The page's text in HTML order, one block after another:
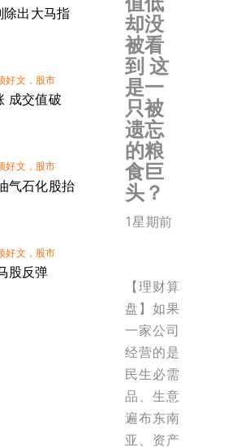
除出大马指
好文 ， 股市
成交值破
好文 ，股市
气石化股抬
好文 ， 股市
股反弹
却没
被看
到 这
是一
只被
遗忘
的粮
食巨
头？
1星期前
【理财算
盘】如果
一家公司
经营的是
民生必需
品、生意
遍布东南
亚、资产